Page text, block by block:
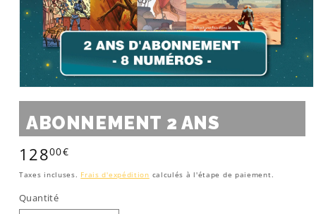
le
dans
fenêtre
ABONNEMENT 2 ANS
Prix
habituel
12800€
Taxes incluses. Frais d'expédition calculés à l'étape de paiement.
Quantité